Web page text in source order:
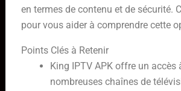
en termes de contenu et de sécurité.
pour vous aider à comprendre cette
Points Clés à Retenir
King IPTV APK offre un accès
nombreuses chaînes de